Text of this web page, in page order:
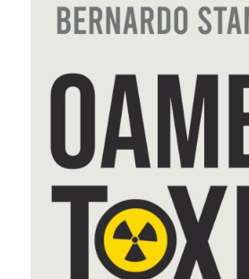
Creșterea copilului
Diete și Fitness
Hobby și Divertisment
Istorie și Civilizații
Istorie și Conspirații
Manuale și Dicționare
Medicină și Sănătate
Practic. Casă și Grădina